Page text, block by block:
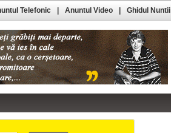
Telefonic Anuntul Video Ghidul Nuntii